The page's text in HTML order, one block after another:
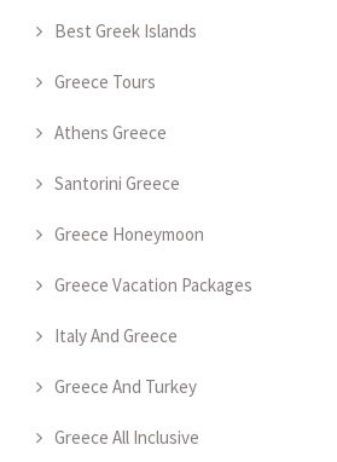
Best Greek Islands
Greece Tours
Athens Greece
Santorini Greece
Greece Honeymoon
Greece Vacation Packages
Italy And Greece
Greece And Turkey
Greece All Inclusive